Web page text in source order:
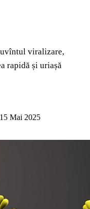
viralizare,
rapidă și uriașă
Mai 2025